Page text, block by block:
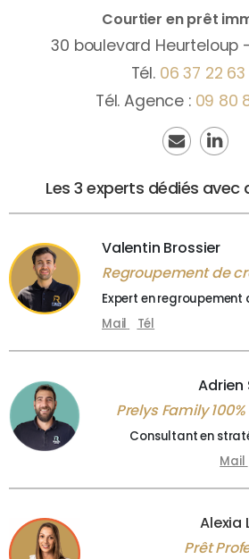
Courtier en prêt
30 boulevard Heurteloup
Tél. 06 37 22
Tél. Agence : 09 80
Les 3 experts dédiés avec
Valentin Brossier
Regroupement de
Expert en regroupement
Mail
Tél
Adrien
Prelys Family
Consultant en
Mail
Alexia
Prêt